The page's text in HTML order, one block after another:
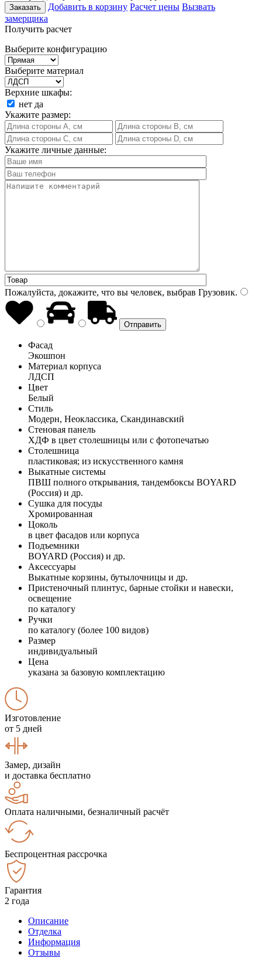
Заказать Добавить в корзину Расчет цены Вызвать
замерщика
Получить расчет
Выберите конфигурацию
Выберите материал
Верхние шкафы:
нет да
Укажите размер:
Укажите личные данные:
Пожалуйста, докажите, что вы человек, выбрав Грузовик.
Фасад
Экошпон
Материал корпуса
ЛДСП
Цвет
Белый
Стиль
Модерн, Неоклассика, Скандинавский
Стеновая панель
ХДФ в цвет столешницы или с фотопечатью
Столешница
пластиковая; из искусственного камня
Выкатные системы
ПВШ полного открывания, тандембоксы BOYARD
(Россия) и др.
Сушка для посуды
Хромированная
Цоколь
в цвет фасадов или корпуса
Подъемники
BOYARD (Россия) и др.
Аксессуары
Выкатные корзины, бутылочницы и др.
Пристеночный плинтус, барные стойки и навески,
освещение
по каталогу
Ручки
по каталогу (более 100 видов)
Размер
индивидуальный
Цена
указана за базовую комплектацию
Изготовление
от 5 дней
Замер, дизайн
и доставка бесплатно
Оплата наличными, безналичный расчёт
Беспроцентная рассрочка
Гарантия
2 года
Описание
Отделка
Информация
Отзывы